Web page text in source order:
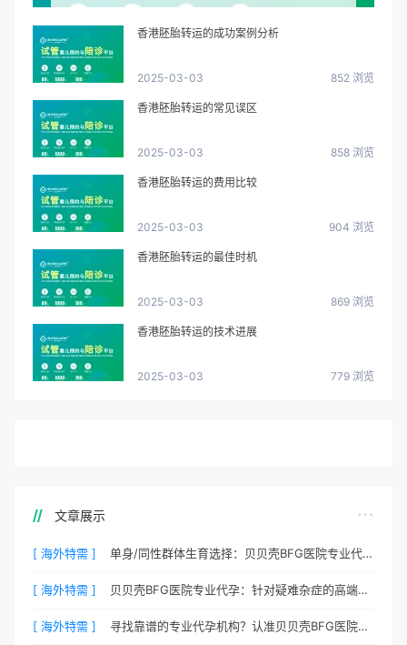
香港胚胎转运的成功案例分析
2025-03-03 852 浏览
香港胚胎转运的常见误区
2025-03-03 858 浏览
香港胚胎转运的费用比较
2025-03-03 904 浏览
香港胚胎转运的最佳时机
2025-03-03 869 浏览
香港胚胎转运的技术进展
2025-03-03 779 浏览
文章展示
[ 海外特需 ] 单身/同性群体生育选择：贝贝壳BFG医院专业代孕包容方案
[ 海外特需 ] 贝贝壳BFG医院专业代孕：针对疑难杂症的高端定制生育服务
[ 海外特需 ] 寻找靠谱的专业代孕机构？认准贝贝壳BFG医院官方渠道